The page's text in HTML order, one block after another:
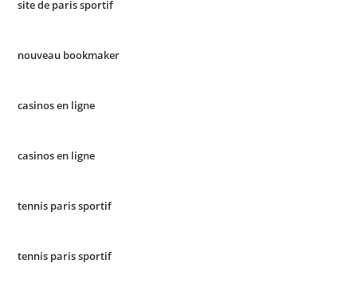
site de paris sportif
nouveau bookmaker
casinos en ligne
casinos en ligne
tennis paris sportif
tennis paris sportif